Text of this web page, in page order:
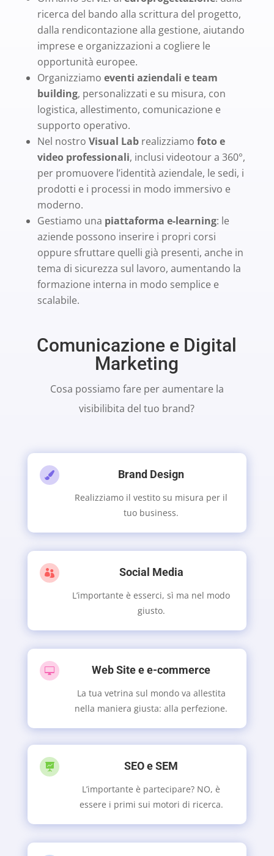
ricerca del bando alla scrittura del progetto,
dalla rendicontazione alla gestione, aiutando
imprese e organizzazioni a cogliere le
opportunità europee.
Organizziamo eventi aziendali e team
building, personalizzati e su misura, con
logistica, allestimento, comunicazione e
supporto operativo.
Nel nostro Visual Labrealizziamo foto e
video professionali, inclusi videotour a 360°,
per promuovere l’identità aziendale, le sedi, i
prodotti e i processi in modo immersivo e
moderno.
Gestiamo una piattaforma e-learning: le
aziende possono inserire i propri corsi
oppure sfruttare quelli già presenti, anche in
tema di sicurezza sul lavoro, aumentando la
formazione interna in modo semplice e
scalabile.
Comunicazione e Digital
Marketing
Cosa possiamo fare per aumentare la
visibilibita del tuo brand?
 Brand Design
Realizziamo il vestito su misura per il
tuo business.
 Social Media
L’importante è esserci, sì ma nel modo
giusto.
 Web Site e e-commerce
La tua vetrina sul mondo va allestita
nella maniera giusta: alla perfezione.
 SEO e SEM
L’importante è partecipare? NO, è
essere i primi sui motori di ricerca.